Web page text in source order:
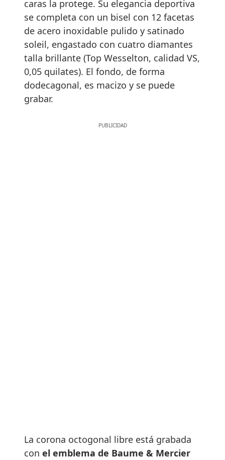
caras la protege. Su elegancia deportiva
se completa con un bisel con 12 facetas
de acero inoxidable pulido y satinado
soleil, engastado con cuatro diamantes
talla brillante (Top Wesselton, calidad VS,
0,05 quilates). El fondo, de forma
dodecagonal, es macizo y se puede
grabar.
La corona octogonal libre está grabada
con el emblema de Baume & Mercier